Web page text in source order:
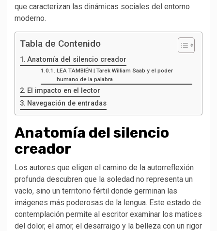
que caracterizan las dinámicas sociales del entorno
moderno.
Tabla de Contenido
Anatomía del silencio creador
LEA TAMBIÉN | Tarek William Saab y el poder
humano de la palabra
El impacto en el lector
Navegación de entradas
Anatomía del silencio
creador
Los autores que eligen el camino de la autorreflexión
profunda descubren que la soledad no representa un
vacío, sino un territorio fértil donde germinan las
imágenes más poderosas de la lengua. Este estado de
contemplación permite al escritor examinar los matices
del dolor, el amor, el desarraigo y la belleza con un rigor